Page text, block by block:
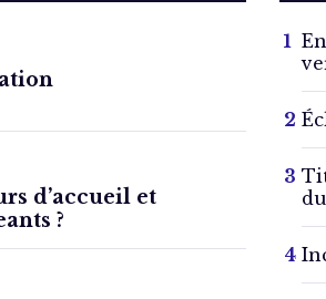
d’accueil et
?